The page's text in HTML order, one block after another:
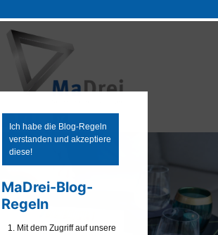
Ich habe die Blog-Regeln
verstanden und akzeptiere
diese!
MaDrei-Blog-
Regeln
Mit dem Zugriff auf unsere